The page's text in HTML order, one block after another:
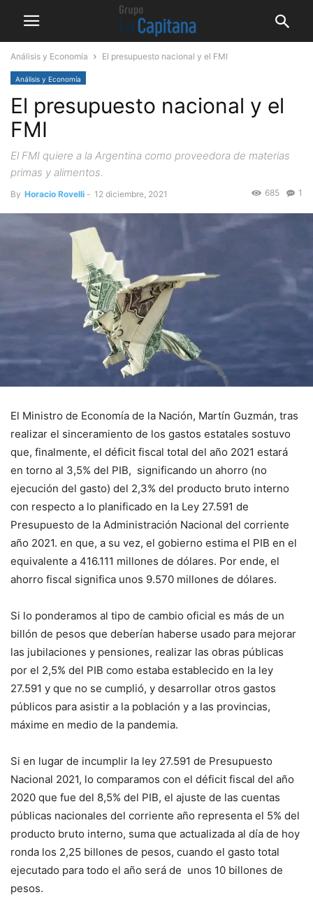
Análisis y Economía El presupuesto nacional y el FMI
Análisis y Economía
El presupuesto nacional y el
FMI
El FMI quiere a la Argentina como proveedora de materias
primas y alimentos.
By Horacio Rovelli - 12 diciembre, 2021 1
685
El Ministro de Economía de la Nación, Martín Guzmán, tras
realizar el sinceramiento de los gastos estatales sostuvo
que, finalmente, el déficit fiscal total del año 2021 estará
en torno al 3,5% del PIB, significando un ahorro (no
ejecución del gasto) del 2,3% del producto bruto interno
con respecto a lo planificado en la Ley 27.591 de
Presupuesto de la Administración Nacional del corriente
año 2021. en que, a su vez, el gobierno estima el PIB en el
equivalente a 416.111 millones de dólares. Por ende, el
ahorro fiscal significa unos 9.570 millones de dólares.
Si lo ponderamos al tipo de cambio oficial es más de un
billón de pesos que deberían haberse usado para mejorar
las jubilaciones y pensiones, realizar las obras públicas
por el 2,5% del PIB como estaba establecido en la ley
27.591 y que no se cumplió, y desarrollar otros gastos
públicos para asistir a la población y a las provincias,
máxime en medio de la pandemia.
Si en lugar de incumplir la ley 27.591 de Presupuesto
Nacional 2021, lo comparamos con el déficit fiscal del año
2020 que fue del 8,5% del PIB, el ajuste de las cuentas
públicas nacionales del corriente año representa el 5% del
producto bruto interno, suma que actualizada al día de hoy
ronda los 2,25 billones de pesos, cuando el gasto total
ejecutado para todo el año será de unos 10 billones de
pesos.